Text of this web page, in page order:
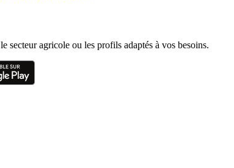
secteur agricole ou les profils adaptés à vos besoins.